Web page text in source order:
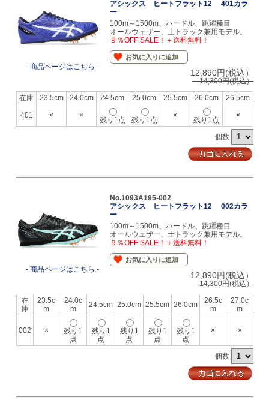
- 商品ページはこちら -
アシックス ヒートフラット12 401カラ
ー
100m～1500m、ハードル、跳躍種目
オールウェザー、土トラック兼用モデル。
９％OFF SALE！＋送料無料！
お気に入りに追加
12,890円(税込）
14,300円(税込）
在庫
23.5cm 24.0cm 24.5cm 25.0cm 25.5cm 26.0cm 26.5cm
401 × ×
残り1点 残り1点
×
残り1点
×
個数
- 商品ページはこちら -
No.1093A195-002
アシックス ヒートフラット12 002カラ
ー
100m～1500m、ハードル、跳躍種目
オールウェザー、土トラック兼用モデル。
９％OFF SALE！＋送料無料！
お気に入りに追加
12,890円(税込）
14,300円(税込）
在
庫
23.5c
m
24.0c
m
24.5cm 25.0cm 25.5cm 26.0cm
26.5c
m
27.0c
m
002 ×
残り1
点
残り1
点
残り1
点
残り1
点
残り1
点
× ×
個数